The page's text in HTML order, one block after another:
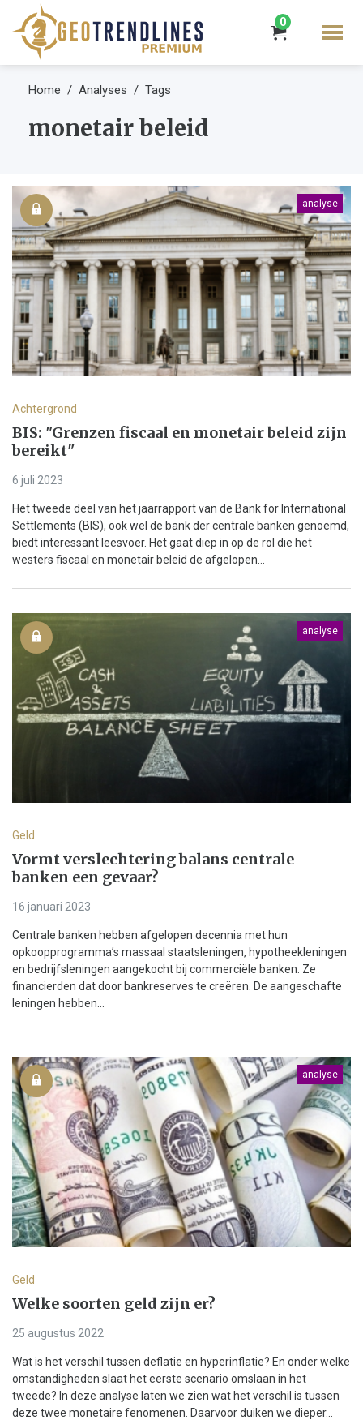
0
Home Analyses Tags
monetair beleid
analyse
Achtergrond
BIS: "Grenzen fiscaal en monetair beleid zijn
bereikt"
6 juli 2023
Het tweede deel van het jaarrapport van de Bank for International
Settlements (BIS), ook wel de bank der centrale banken genoemd,
biedt interessant leesvoer. Het gaat diep in op de rol die het
westers fiscaal en monetair beleid de afgelopen...
analyse
Geld
Vormt verslechtering balans centrale
banken een gevaar?
16 januari 2023
Centrale banken hebben afgelopen decennia met hun
opkoopprogramma’s massaal staatsleningen, hypotheekleningen
en bedrijfsleningen aangekocht bij commerciële banken. Ze
financierden dat door bankreserves te creëren. De aangeschafte
leningen hebben...
analyse
Geld
Welke soorten geld zijn er?
25 augustus 2022
Wat is het verschil tussen deflatie en hyperinflatie? En onder welke
omstandigheden slaat het eerste scenario omslaan in het
tweede? In deze analyse laten we zien wat het verschil is tussen
deze twee monetaire fenomenen. Daarvoor duiken we dieper...